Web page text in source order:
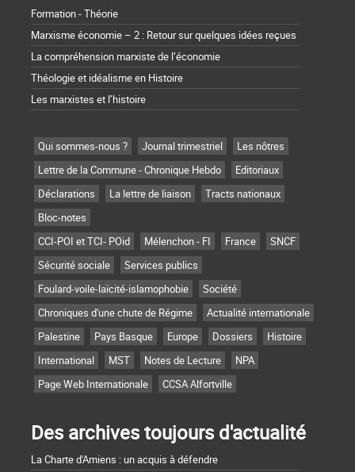
Formation - Théorie
Marxisme économie – 2 : Retour sur quelques idées reçues
La compréhension marxiste de l’économie
Théologie et idéalisme en Histoire
Les marxistes et l’histoire
Qui sommes-nous ? Journal trimestriel
Les nôtres
Lettre de la Commune - Chronique Hebdo
Editoriaux
Déclarations
La lettre de liaison
Tracts nationaux
Bloc-notes
CCI-POI et TCI- POid
Mélenchon - FI France
SNCF
Sécurité sociale
Services publics
Foulard-voile-laïcité-islamophobie
Société
Chroniques d'une chute de Régime
Actualité internationale
Palestine
Pays Basque Europe Dossiers
Histoire
International
MST Notes de Lecture
NPA
Page Web Internationale
CCSA Alfortville
Des archives toujours d'actualité
La Charte d'Amiens : un acquis à défendre